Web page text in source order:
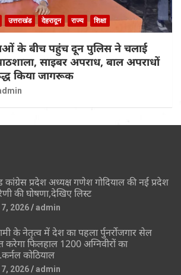
उत्तराखंड देहरादून राज्य शिक्षा
के बीच पहुंच दून पुलिस ने चलाई
साइबर अपराध, बाल अपराधों
किया जागरूक
कांग्रेस प्रदेश अध्यक्ष गणेश गोदियाल की नई प्रदेश
की घोषणा,देखिए लिस्ट
2026 admin
के नेतृत्व में देश का पहला र्पुनर्रोजगार सेल
करेगा फिलहाल 1200 अग्निवीरों का
कोठियाल
2026 admin